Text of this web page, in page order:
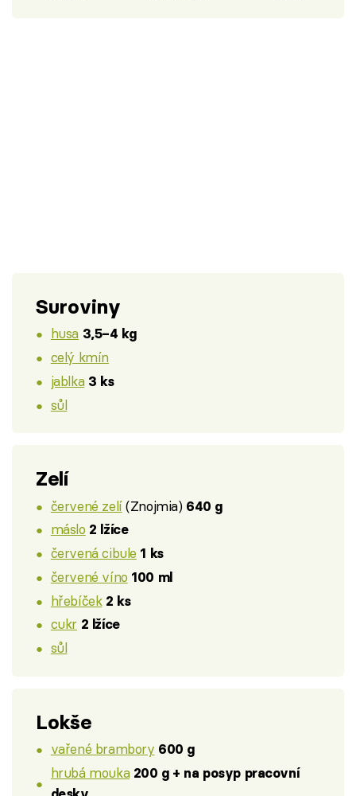
Suroviny
husa 3,5–4 kg
celý kmín
jablka 3 ks
sůl
Zelí
červené zelí(Znojmia) 640 g
máslo 2 lžíce
červená cibule 1 ks
červené víno 100 ml
hřebíček 2 ks
cukr 2 lžíce
sůl
Lokše
vařené brambory 600 g
hrubá mouka 200 g + na posyp pracovní